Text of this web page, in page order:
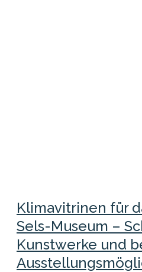
Klimavitrinen für
Sels-Museum –
Kunstwerke und